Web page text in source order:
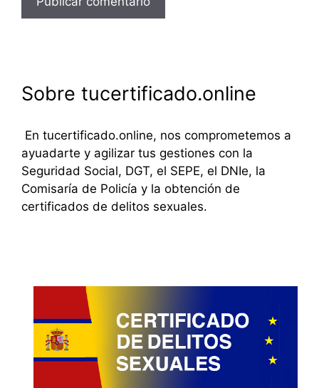
Sobre tucertificado.online
En tucertificado.online, nos comprometemos a
ayuadarte y agilizar tus gestiones con la
Seguridad Social, DGT, el SEPE, el DNIe, la
Comisaría de Policía y la obtención de
certificados de delitos sexuales.